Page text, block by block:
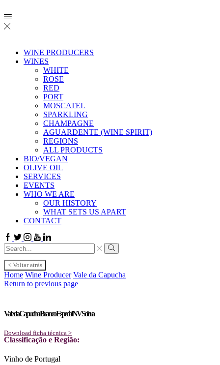
WINE PRODUCERS
WINES
WHITE
ROSE
RED
PORT
MOSCATEL
SPARKLING
CHAMPAGNE
AGUARDENTE (WINE SPIRIT)
REGIONS
ALL PRODUCTS
BIO/VEGAN
OLIVE OIL
SERVICES
EVENTS
WHO WE ARE
OUR HISTORY
WHAT SETS US APART
CONTACT
Facebook
TwitterInstagram
Youtube
Linkedin
Search
input
Search
< Voltar atrás
Home Wine Producer Vale da Capucha
Return to previous page
Vale da Capucha Branco Especial NV Solera
Download ficha técnica >
Classificação e Região:
Vinho de Portugal